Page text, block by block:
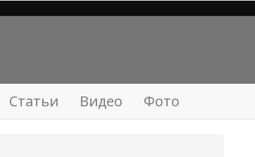
Статьи Видео Фото